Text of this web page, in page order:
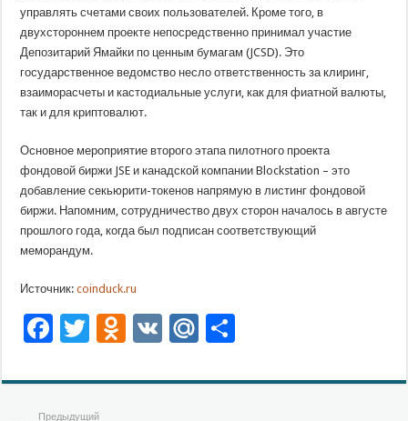
управлять счетами своих пользователей. Кроме того, в
двухстороннем проекте непосредственно принимал участие
Депозитарий Ямайки по ценным бумагам (JCSD). Это
государственное ведомство несло ответственность за клиринг,
взаиморасчеты и кастодиальные услуги, как для фиатной валюты,
так и для криптовалют.
Основное мероприятие второго этапа пилотного проекта
фондовой биржи JSE и канадской компании Blockstation – это
добавление секьюрити-токенов напрямую в листинг фондовой
биржи. Напомним, сотрудничество двух сторон началось в августе
прошлого года, когда был подписан соответствующий
меморандум.
Источник: coinduck.ru
Facebook
Twitter
Odnoklassniki
VK Mail.Ru
Предыдущий